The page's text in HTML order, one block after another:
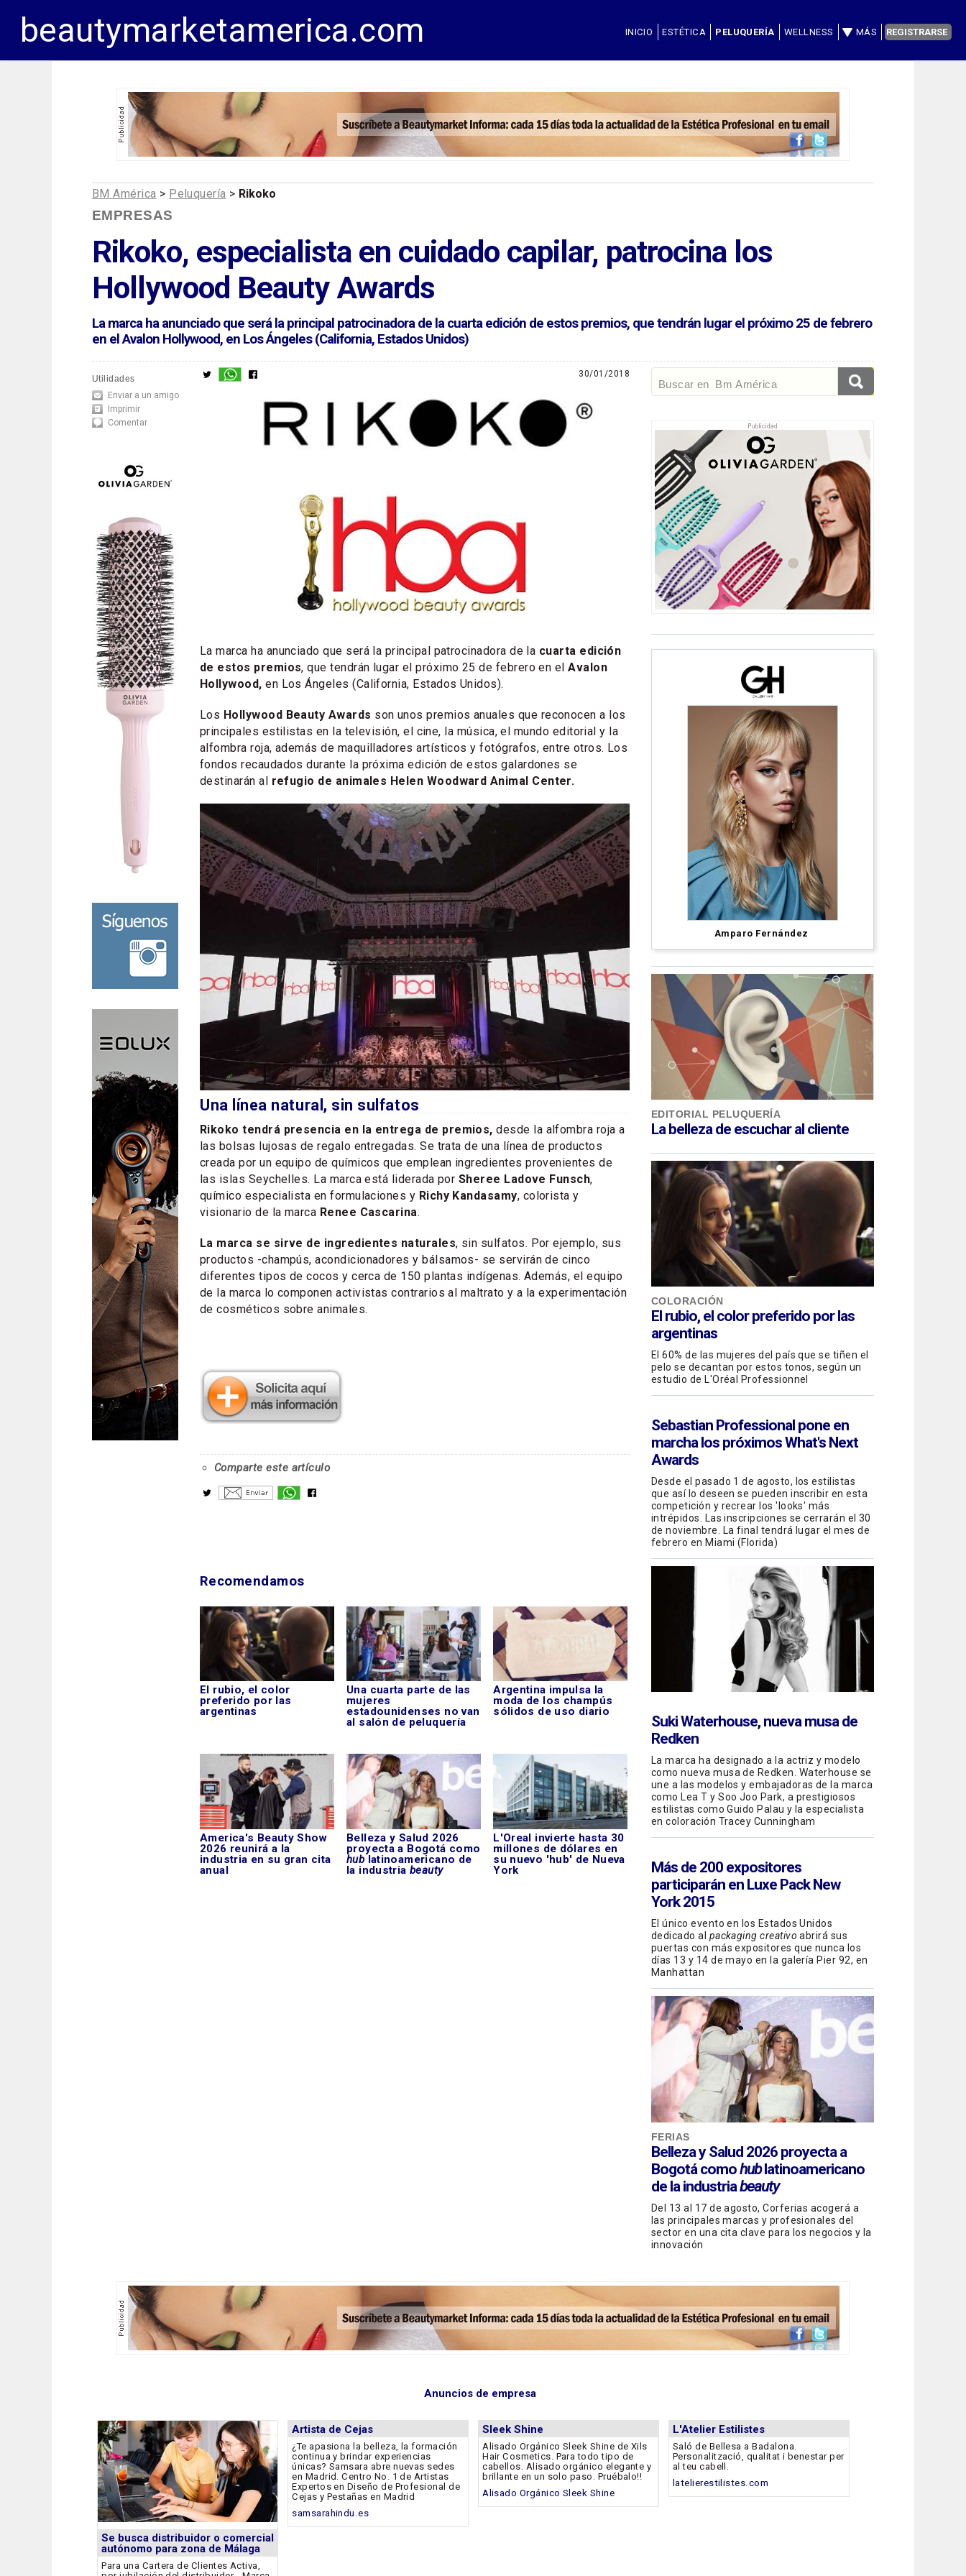
beautymarketamerica.com INICIO ESTÉTICA PELUQUERÍA WELLNESS MÁS REGISTRARSE
BM América > Peluquería > Rikoko
EMPRESAS
Rikoko, especialista en cuidado capilar, patrocina los
Hollywood Beauty Awards
La marca ha anunciado que será la principal patrocinadora de la cuarta edición de estos premios, que tendrán lugar el próximo 25 de febrero
en el Avalon Hollywood, en Los Ángeles (California, Estados Unidos)
Utilidades
Enviar a un amigo
Imprimir
Comentar
Thaddeus
Amparo Fernández
EDITORIAL PELUQUERÍA
La belleza de escuchar al cliente
COLORACIÓN
El rubio, el color preferido por las
argentinas
El 60% de las mujeres del país que se tiñen el
pelo se decantan por estos tonos, según un
estudio de L'Oréal Professionnel
Sebastian Professional pone en
marcha los próximos What's Next
Awards
Desde el pasado 1 de agosto, los estilistas
que así lo deseen se pueden inscribir en esta
competición y recrear los 'looks' más
intrépidos. Las inscripciones se cerrarán el 30
de noviembre. La final tendrá lugar el mes de
febrero en Miami (Florida)
Suki Waterhouse, nueva musa de
Redken
La marca ha designado a la actriz y modelo
como nueva musa de Redken. Waterhouse se
une a las modelos y embajadoras de la marca
como Lea T y Soo Joo Park, a prestigiosos
estilistas como Guido Palau y la especialista
en coloración Tracey Cunningham
Más de 200 expositores
participarán en Luxe Pack New
York 2015
El único evento en los Estados Unidos
dedicado al packaging creativo abrirá sus
puertas con más expositores que nunca los
días 13 y 14 de mayo en la galería Pier 92, en
Manhattan
FERIAS
Belleza y Salud 2026 proyecta a
Bogotá comohublatinoamericano
de la industriabeauty
Del 13 al 17 de agosto, Corferias acogerá a
las principales marcas y profesionales del
sector en una cita clave para los negocios y la
innovación
30/01/2018
La marca ha anunciado que será la principal patrocinadora de la cuarta edición
de estos premios, que tendrán lugar el próximo 25 de febrero en elAvalon
Hollywood, en Los Ángeles (California, Estados Unidos).
Los Hollywood Beauty Awards son unos premios anuales que reconocen a los
principales estilistas en la televisión, el cine, la música, el mundo editorial y la
alfombra roja, además de maquilladores artísticos y fotógrafos, entre otros. Los
fondos recaudados durante la próxima edición de estos galardones se
destinarán al refugio de animales Helen Woodward Animal Center.
Una línea natural, sin sulfatos
Rikoko tendrá presencia en la entrega de premios, desde la alfombra roja a
las bolsas lujosas de regalo entregadas. Se trata de una línea de productos
creada por un equipo de químicos que emplean ingredientes provenientes de
las islas Seychelles. La marca está liderada por Sheree Ladove Funsch,
químico especialista en formulaciones y Richy Kandasamy, colorista y
visionario de la marca Renee Cascarina.
La marca se sirve de ingredientes naturales, sin sulfatos. Por ejemplo, sus
productos -champús, acondicionadores y bálsamos- se servirán de cinco
diferentes tipos de cocos y cerca de 150 plantas indígenas. Además, el equipo
de la marca lo componen activistas contrarios al maltrato y a la experimentación
de cosméticos sobre animales.
Comparte este artículo
Recomendamos
El rubio, el color
preferido por las
argentinas
Una cuarta parte de las
mujeres
estadounidenses no van
al salón de peluquería
Argentina impulsa la
moda de los champús
sólidos de uso diario
America's Beauty Show
2026 reunirá a la
industria en su gran cita
anual
Belleza y Salud 2026
proyecta a Bogotá como
hublatinoamericano de
la industria beauty
L'Oreal invierte hasta 30
millones de dólares en
su nuevo 'hub' de Nueva
York
Anuncios de empresa
Se busca distribuidor o comercial
autónomo para zona de Málaga
Para una Cartera de Clientes Activa,
Artista de Cejas
¿Te apasiona la belleza, la formación
continua y brindar experiencias
únicas? Samsara abre nuevas sedes
en Madrid. Centro No. 1 de Artistas
Expertos en Diseño de Profesional de
Cejas y Pestañas en Madrid
samsarahindu.es
Sleek Shine
Alisado Orgánico Sleek Shine de Xils
Hair Cosmetics. Para todo tipo de
cabellos. Alisado orgánico elegante y
brillante en un solo paso. Pruébalo!!
Alisado Orgánico Sleek Shine
L'Atelier Estilistes
Saló de Bellesa a Badalona.
Personalització, qualitat i benestar per
al teu cabell.
latelierestilistes.com